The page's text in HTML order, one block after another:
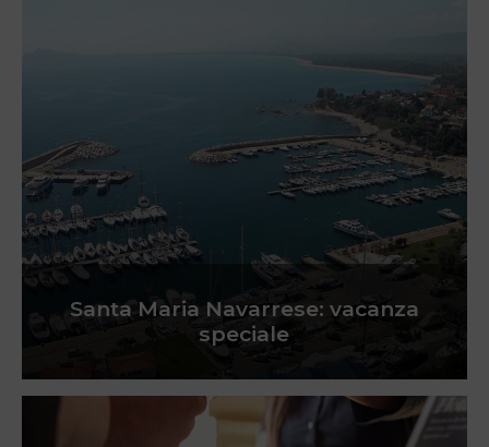
Santa Maria Navarrese: vacanza
speciale